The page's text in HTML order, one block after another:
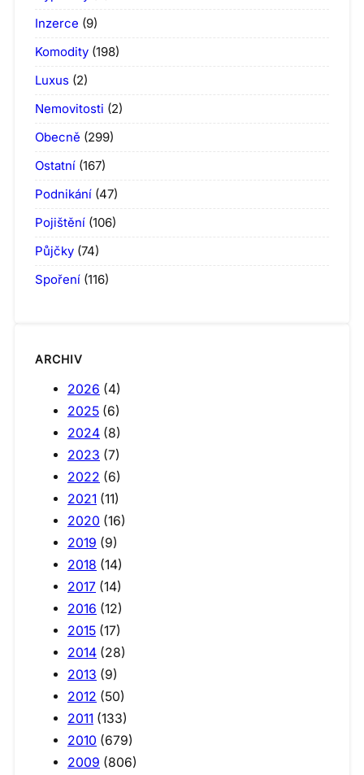
Inzerce (9)
Komodity (198)
Luxus (2)
Nemovitosti (2)
Obecně (299)
Ostatní (167)
Podnikání (47)
Pojištění (106)
Půjčky (74)
Spoření (116)
ARCHIV
2026 (4)
2025 (6)
2024 (8)
2023 (7)
2022 (6)
2021 (11)
2020 (16)
2019 (9)
2018 (14)
2017 (14)
2016 (12)
2015 (17)
2014 (28)
2013 (9)
2012 (50)
2011 (133)
2010 (679)
2009 (806)